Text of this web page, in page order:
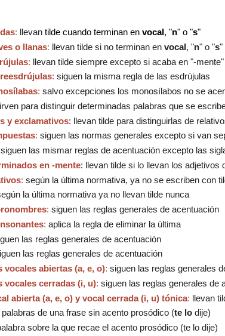
: llevantilde cuando terminan en vocal, "n" o "s"
o llanas: llevan tilde si no terminan en vocal, "n" o "s"
: llevan tilde siempre excepto si acaba en "-mente"
: siguen la misma regla de las esdrújulas
: salvo excepciones los monosílabos no se
para distinguir determinadas palabras que se
y exclamativos: llevan tilde para distinguirlas de
: siguen las normas generales excepto si van
siguen las mismar reglas de acentuación excepto las
en -mente: llevan tilde si lo llevan los adjetivos
: según la última normativa, ya no se escriben con
la última normativa ya no llevan tilde nunca
: siguen las reglas generales de acentuación
: aplica la regla de eliminar la última
las reglas generales de acentuación
las reglas generales de acentuación
abiertas (a, e, o): siguen las reglas generales
vocales cerradas (i, u): siguen las reglas generales de
abierta (a, e, o) y vocal cerrada (i, u) tónica: llevan
palabras de una frase sin acento prosódico (te lodije)
sobre la que recae el acento prosódico (te lo dije)